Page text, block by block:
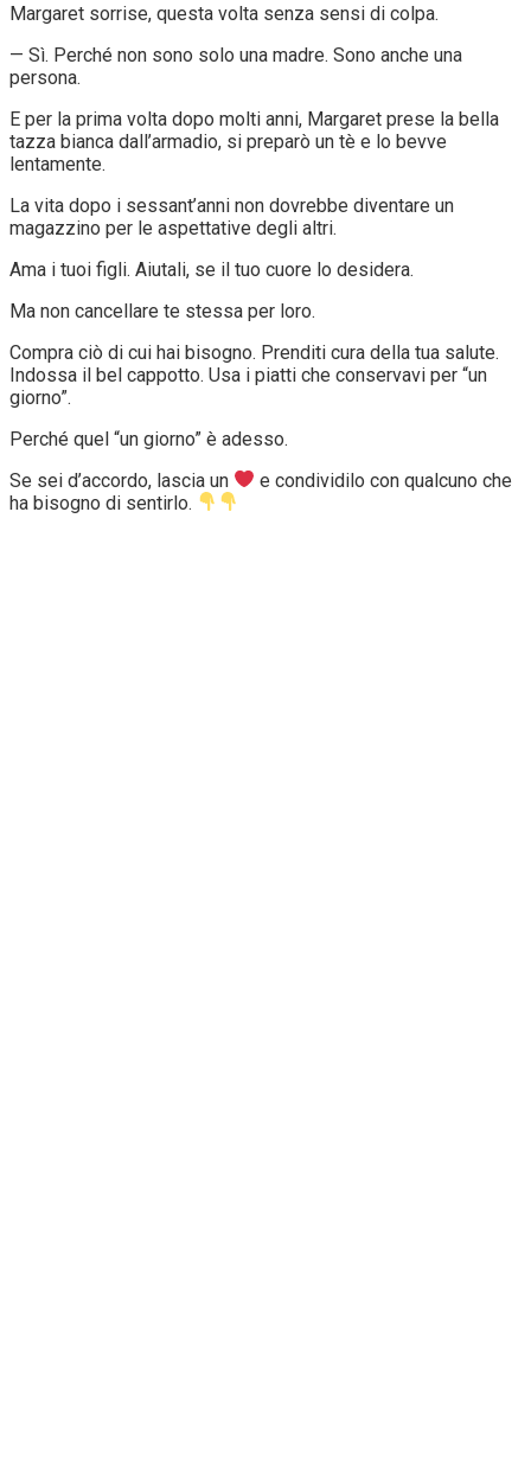
Margaret sorrise, questa volta senza sensi di colpa.
— Sì. Perché non sono solo una madre. Sono anche una
persona.
E per la prima volta dopo molti anni, Margaret prese la bella
tazza bianca dall’armadio, si preparò un tè e lo bevve
lentamente.
La vita dopo i sessant’anni non dovrebbe diventare un
magazzino per le aspettative degli altri.
Ama i tuoi figli. Aiutali, se il tuo cuore lo desidera.
Ma non cancellare te stessa per loro.
Compra ciò di cui hai bisogno. Prenditi cura della tua salute.
Indossa il bel cappotto. Usa i piatti che conservavi per “un
giorno”.
Perché quel “un giorno” è adesso.
Se sei d’accordo, lascia un
e condividilo con qualcuno che
ha bisogno di sentirlo.